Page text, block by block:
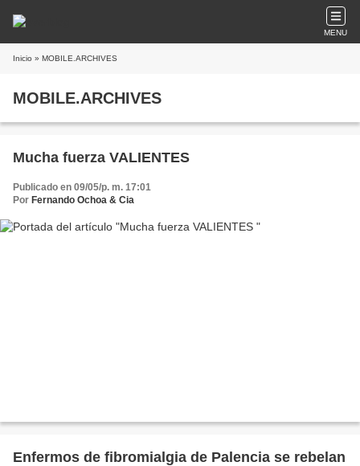
MENU
Inicio » MOBILE.ARCHIVES
MOBILE.ARCHIVES
Mucha fuerza VALIENTES
Publicado en 09/05/p. m. 17:01
Por Fernando Ochoa & Cia
Enfermos de fibromialgia de Palencia se rebelan